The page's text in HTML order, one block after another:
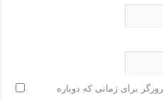
برای زمانی که دوباره